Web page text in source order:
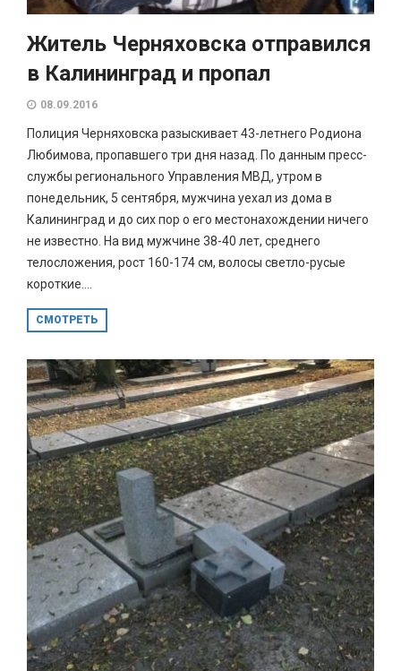
Житель Черняховска отправился
в Калининград и пропал
08.09.2016
Полиция Черняховска разыскивает 43-летнего Родиона
Любимова, пропавшего три дня назад. По данным пресс-
службы регионального Управления МВД, утром в
понедельник, 5 сентября, мужчина уехал из дома в
Калининград и до сих пор о его местонахождении ничего
не известно. На вид мужчине 38-40 лет, среднего
телосложения, рост 160-174 см, волосы светло-русые
короткие....
СМОТРЕТЬ